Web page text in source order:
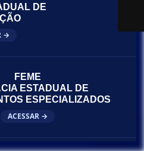
DE
→
FEME
ESTADUAL DE
ESPECIALIZADOS
ACESSAR →